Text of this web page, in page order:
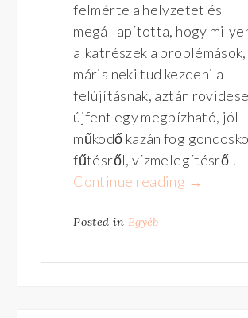
felmérte a helyzetet és
megállapította, hogy
alkatrészek a problémások,
máris neki tud kezdeni a
felújításnak, aztán
újfent egy megbízható, jól
működő kazán fog
fűtésről, vízmelegítésről.
Continue reading “Kazán
→
Posted inEgyéb